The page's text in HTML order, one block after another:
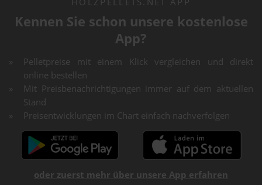
Kennen Sie schon unsere kostenlose
App?
Pelletpreise mit einem Klick vergleichen und direkt
online bestellen
Mit Preisbenachrichtigungen immer auf dem aktuellen
Stand
Preisentwicklungen im Chart einfach nachverfolgen
oder zuerst mehr über unsere App erfahren